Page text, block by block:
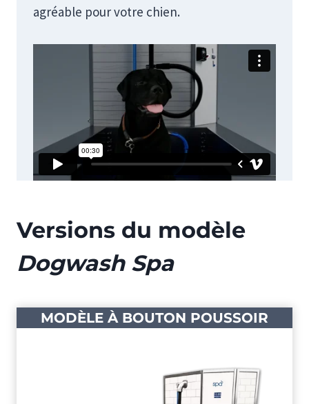
agréable pour votre chien.
Versions du modèle
Dogwash Spa
MODÈLE À BOUTON POUSSOIR